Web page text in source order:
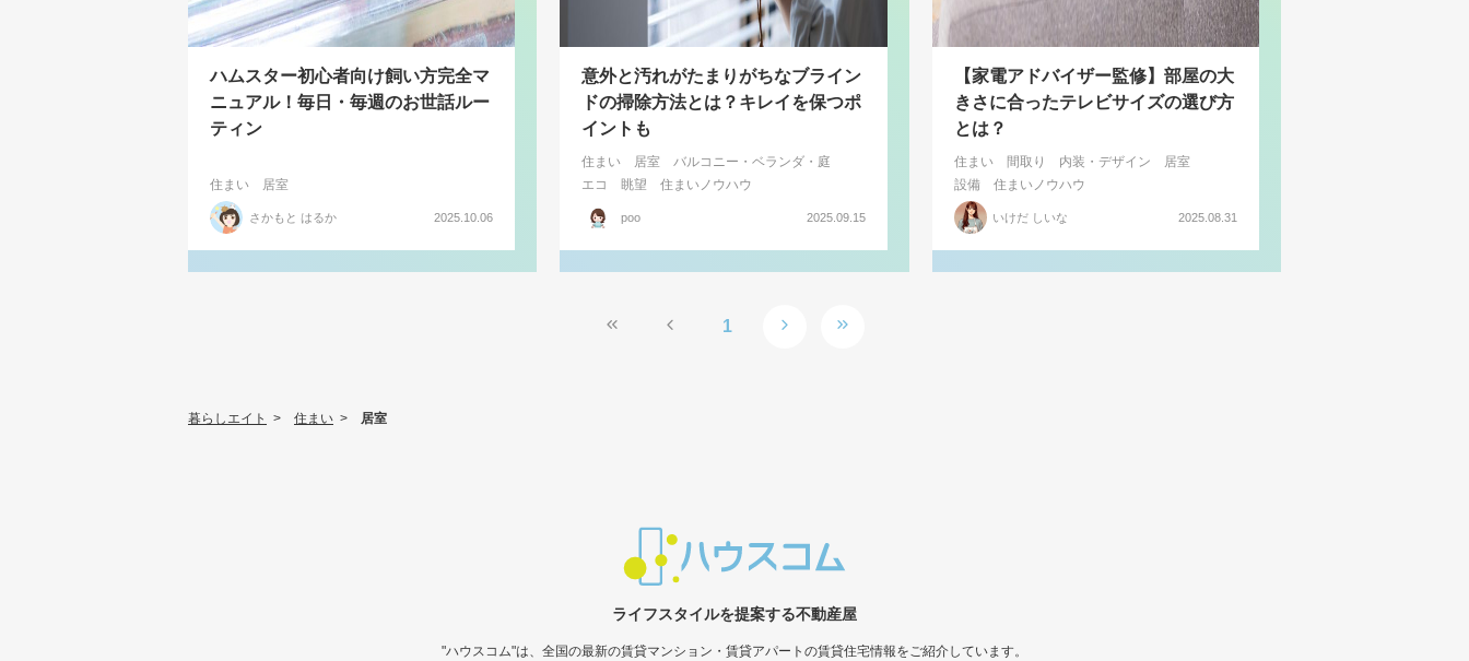
ハムスター初心者向け飼い方完全マ
ニュアル！毎日・毎週のお世話ルー
ティン
住まい 居室
さかもと はるか 2025.10.06
意外と汚れがたまりがちなブライン
ドの掃除方法とは？キレイを保つポ
イントも
住まい 居室
バルコニー・ベランダ・庭
エコ
眺望 住まいノウハウ
poo 2025.09.15
【家電アドバイザー監修】部屋の大
きさに合ったテレビサイズの選び方
とは？
住まい 間取り 内装・デザイン
居室
設備
住まいノウハウ
いけだ しいな 2025.08.31
1
暮らしエイト > 住まい > 居室
ライフスタイルを提案する不動産屋
"ハウスコム"は、全国の最新の賃貸マンション・賃貸アパートの賃貸住宅情報をご紹介しています。